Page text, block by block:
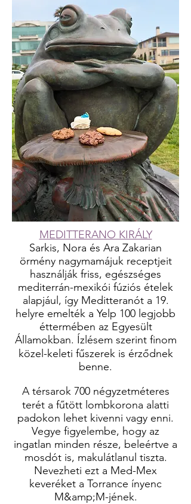
MEDITTERANO KIRÁLY
Sarkis, Nora és Ara Zakarian
örmény nagymamájuk receptjeit
használják friss, egészséges
mediterrán-mexikói fúziós ételek
alapjául, így Meditteranót a 19.
helyre emelték a Yelp 100 legjobb
éttermében az Egyesült
Államokban. Ízlésem szerint finom
közel-keleti fűszerek is érződnek
benne.
A térsarok 700 négyzetméteres
terét a fűtött lombkorona alatti
padokon lehet kivenni vagy enni.
Vegye figyelembe, hogy az
ingatlan minden része, beleértve a
mosdót is, makulátlanul tiszta.
Nevezheti ezt a Med-Mex
keveréket a Torrance ínyenc
M&amp;M-jének.